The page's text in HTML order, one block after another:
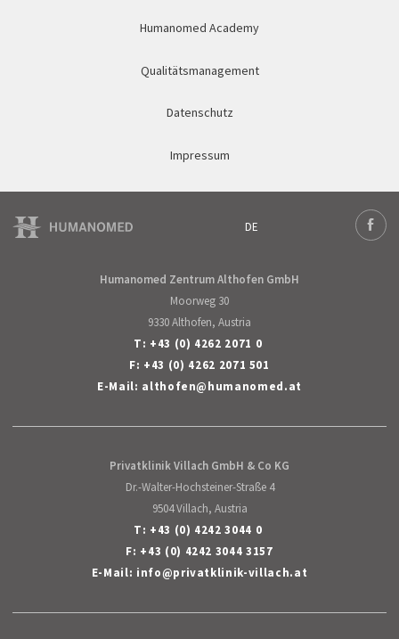
Humanomed Academy
Qualitätsmanagement
Datenschutz
Impressum
DE
Deutsch
Humanomed Zentrum Althofen GmbH
Moorweg 30
9330 Althofen, Austria
T: +43 (0) 4262 2071 0
F: +43 (0) 4262 2071 501
E-Mail: althofen@humanomed.at
Privatklinik Villach GmbH & Co KG
Dr.-Walter-Hochsteiner-Straße 4
9504 Villach, Austria
T: +43 (0) 4242 3044 0
F: +43 (0) 4242 3044 3157
E-Mail: info@privatklinik-villach.at